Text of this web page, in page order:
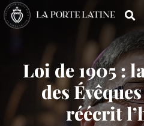
Loi de 1905 :
des
réécrit